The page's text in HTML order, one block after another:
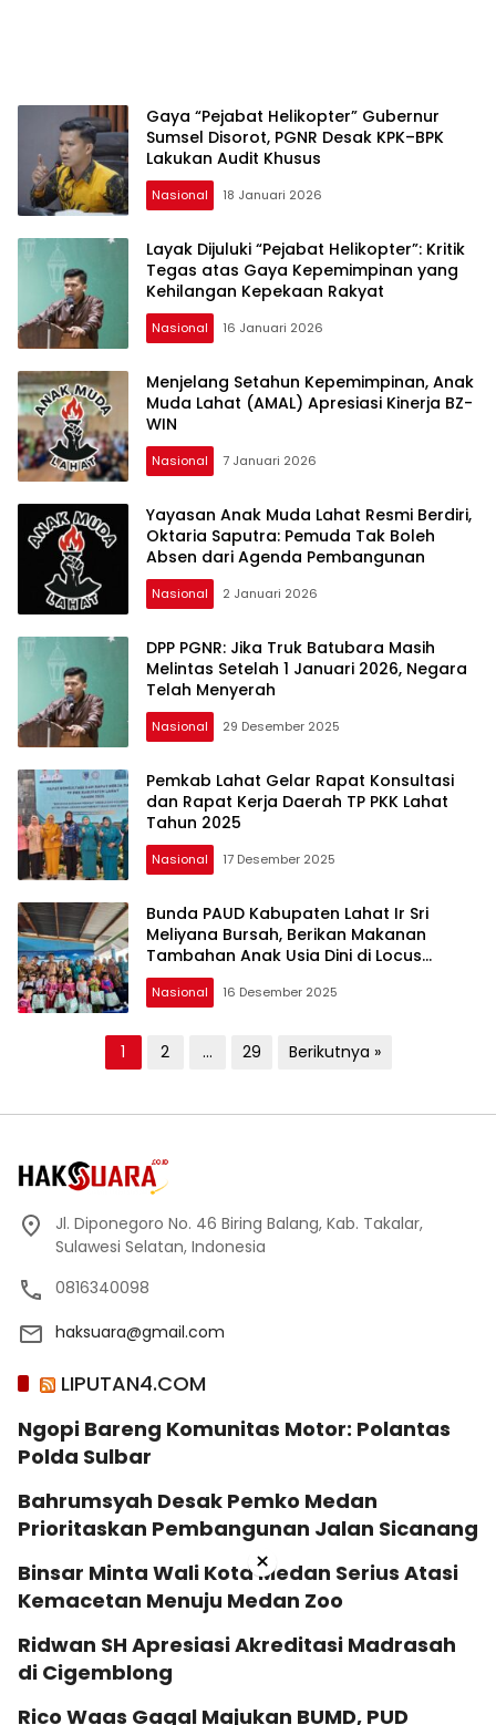
Gaya “Pejabat Helikopter” Gubernur
Sumsel Disorot, PGNR Desak KPK–BPK
Lakukan Audit Khusus
Nasional 18 Januari 2026
Layak Dijuluki “Pejabat Helikopter”: Kritik
Tegas atas Gaya Kepemimpinan yang
Kehilangan Kepekaan Rakyat
Nasional 16 Januari 2026
Menjelang Setahun Kepemimpinan, Anak
Muda Lahat (AMAL) Apresiasi Kinerja BZ-
WIN
Nasional 7 Januari 2026
Yayasan Anak Muda Lahat Resmi Berdiri,
Oktaria Saputra: Pemuda Tak Boleh
Absen dari Agenda Pembangunan
Nasional 2 Januari 2026
DPP PGNR: Jika Truk Batubara Masih
Melintas Setelah 1 Januari 2026, Negara
Telah Menyerah
Nasional 29 Desember 2025
Pemkab Lahat Gelar Rapat Konsultasi
dan Rapat Kerja Daerah TP PKK Lahat
Tahun 2025
Nasional 17 Desember 2025
Bunda PAUD Kabupaten Lahat Ir Sri
Meliyana Bursah, Berikan Makanan
Tambahan Anak Usia Dini di Locus
Stunting
Nasional 16 Desember 2025
Paginasi1 2 … 29 Berikutnya »
Jl. Diponegoro No. 46 Biring Balang, Kab. Takalar,
Sulawesi Selatan, Indonesia
0816340098
haksuara@gmail.com
LIPUTAN4.COM
Ngopi Bareng Komunitas Motor: Polantas
Polda Sulbar
Bahrumsyah Desak Pemko Medan
Prioritaskan Pembangunan Jalan Sicanang
Binsar Minta Wali Kota Medan Serius Atasi
Kemacetan Menuju Medan Zoo
Ridwan SH Apresiasi Akreditasi Madrasah
di Cigemblong
Rico Waas Gagal Majukan BUMD, PUD
×